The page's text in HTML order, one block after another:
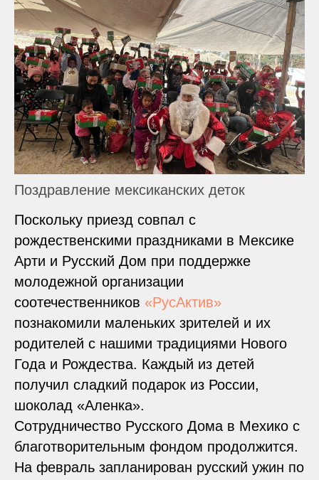
Поздравление мексиканских деток
Поскольку приезд совпал с
рождественскими праздниками в Мексике
Арти и Русский Дом при поддержке
молодежной организации
соотечественников «РусАктив»
познакомили маленьких зрителей и их
родителей с нашими традициями Нового
Года и Рождества. Каждый из детей
получил сладкий подарок из России,
шоколад «Аленка».
Сотрудничество Русского Дома в Мехико с
благотворительным фондом продолжится.
На февраль запланирован русский ужин по